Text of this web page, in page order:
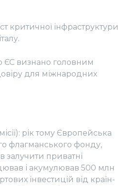
критичної інфраструктури
ЄС визнано головним
для міжнародних
рік тому Європейська
флагманського фонду,
залучити приватні
і акумулював 500 млн
інвестицій від країн-